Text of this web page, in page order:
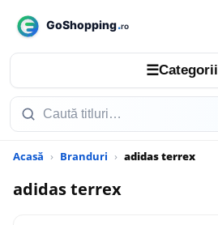
☰Categorii
Acasă Branduri adidas terrex
adidas terrex